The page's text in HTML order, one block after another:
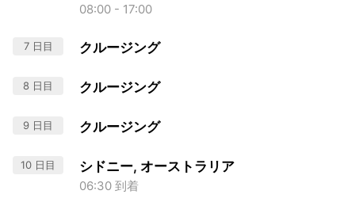
08:00 - 17:00
7 日目 クルージング
8 日目 クルージング
9 日目 クルージング
10 日目 シドニー, オーストラリア
06:30 到着